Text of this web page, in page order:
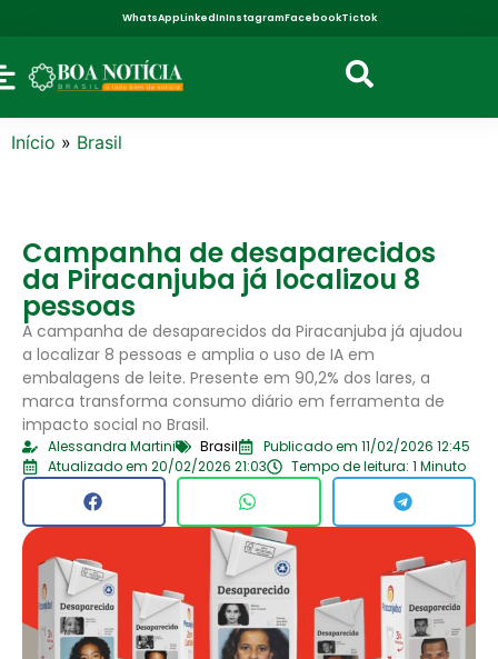
WhatsAppLinkedInInstagramFacebookTictok
Início » Brasil
Campanha de desaparecidos
da Piracanjuba já localizou 8
pessoas
A campanha de desaparecidos da Piracanjuba já ajudou
a localizar 8 pessoas e amplia o uso de IA em
embalagens de leite. Presente em 90,2% dos lares, a
marca transforma consumo diário em ferramenta de
impacto social no Brasil.
Alessandra Martini Brasil
Publicado em 11/02/2026 12:45
Atualizado em 20/02/2026 21:03
Tempo de leitura: 1 Minuto